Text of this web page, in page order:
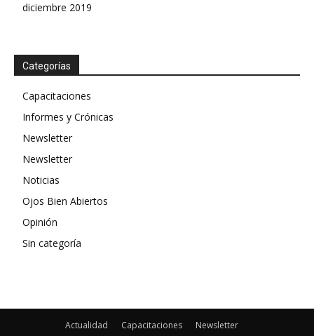
diciembre 2019
Categorías
Capacitaciones
Informes y Crónicas
Newsletter
Newsletter
Noticias
Ojos Bien Abiertos
Opinión
Sin categoría
Actualidad Capacitaciones
Newsletter